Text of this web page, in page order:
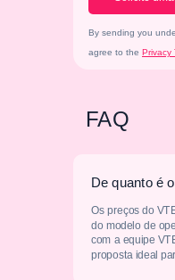
By sending you
agree to the Privacy
FAQ
De quanto é
Os preços do
do modelo de
com a equipe
proposta ideal